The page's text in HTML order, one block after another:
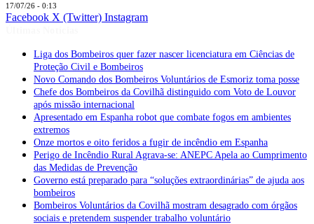
17/07/26 - 0:13
Facebook X (Twitter) Instagram
Liga dos Bombeiros quer fazer nascer licenciatura em Ciências de
Proteção Civil e Bombeiros
Novo Comando dos Bombeiros Voluntários de Esmoriz toma posse
Chefe dos Bombeiros da Covilhã distinguido com Voto de Louvor
após missão internacional
Apresentado em Espanha robot que combate fogos em ambientes
extremos
Onze mortos e oito feridos a fugir de incêndio em Espanha
Perigo de Incêndio Rural Agrava-se: ANEPC Apela ao Cumprimento
das Medidas de Prevenção
Governo está preparado para “soluções extraordinárias” de ajuda aos
bombeiros
Bombeiros Voluntários da Covilhã mostram desagrado com órgãos
sociais e pretendem suspender trabalho voluntário